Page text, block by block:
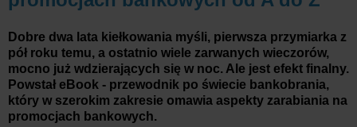
Dobre dwa lata kiełkowania myśli, pierwsza przymiarka z
pół roku temu, a ostatnio wiele zarwanych wieczorów,
mocno już wdzierających się w noc. Ale jest efekt finalny.
Powstał eBook - przewodnik po świecie bankobrania,
który w szerokim zakresie omawia aspekty zarabiania na
promocjach bankowych.